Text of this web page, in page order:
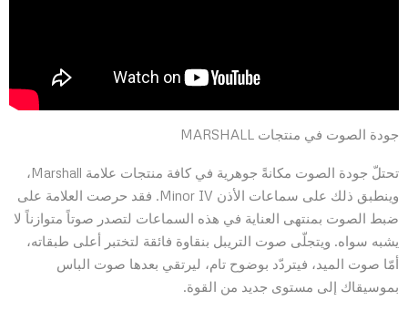
جودة الصوت في منتجات MARSHALL
تحتلّ جودة الصوت مكانةً جوهرية في كافة منتجات علامة Marshall،
وينطبق ذلك على سماعات الأذن Minor IV. فقد حرصت العلامة على
ضبط الصوت بمنتهى العناية في هذه السماعات لتصدر صوتاً متوازناً لا
يشبه سواه. ويتجلّى صوت التريبل بنقاوة فائقة لتختبر أعلى طبقاته،
أمّا صوت الميد، فيتردّد بوضوح تام، ليرتقي بعدها صوت الباس
بموسيقاك إلى مستوى جديد من القوة.